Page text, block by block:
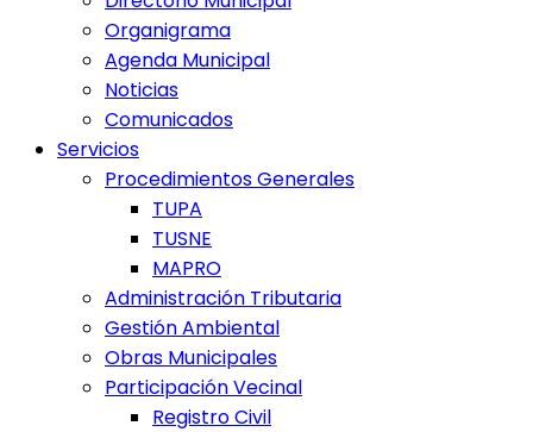
Organigrama
Agenda Municipal
Noticias
Comunicados
Servicios
Procedimientos Generales
TUPA
TUSNE
MAPRO
Administración Tributaria
Gestión Ambiental
Obras Municipales
Participación Vecinal
Registro Civil